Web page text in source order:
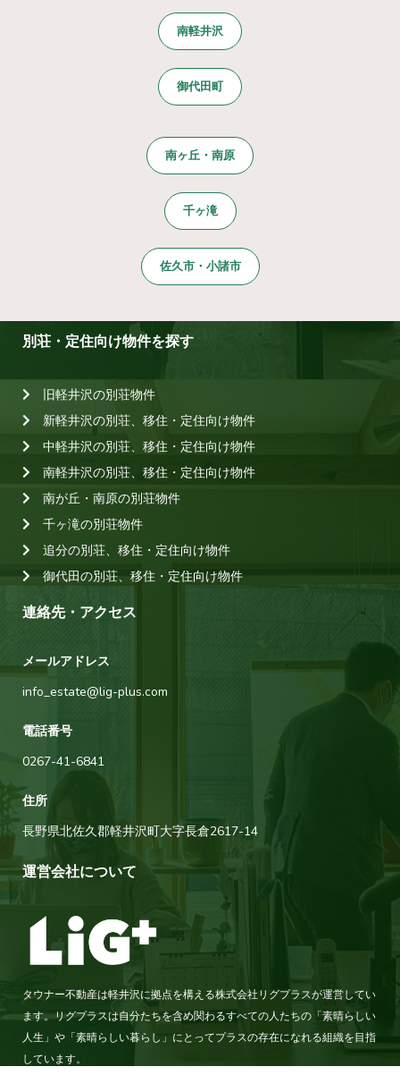
南軽井沢
御代田町
南ヶ丘・南原
千ヶ滝
佐久市・小諸市
別荘・定住向け物件を探す
旧軽井沢の別荘物件
新軽井沢の別荘、移住・定住向け物件
中軽井沢の別荘、移住・定住向け物件
南軽井沢の別荘、移住・定住向け物件
南が丘・南原の別荘物件
千ヶ滝の別荘物件
追分の別荘、移住・定住向け物件
御代田の別荘、移住・定住向け物件
連絡先・アクセス
メールアドレス
info_estate@lig-plus.com
電話番号
0267-41-6841
住所
長野県北佐久郡軽井沢町大字長倉2617-14
運営会社について
タウナー不動産は軽井沢に拠点を構える株式会社リグプラスが運営してい
ます。リグプラスは自分たちを含め関わるすべての人たちの「素晴らしい
人生」や「素晴らしい暮らし」にとってプラスの存在になれる組織を目指
しています。